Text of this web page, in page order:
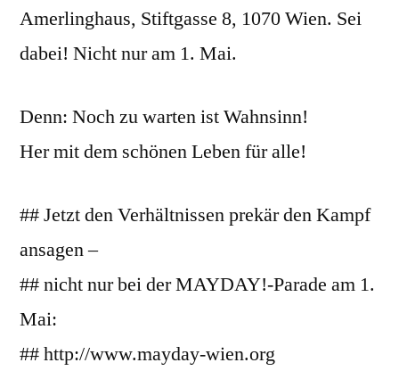
Amerlinghaus, Stiftgasse 8, 1070 Wien. Sei
dabei! Nicht nur am 1. Mai.
Denn: Noch zu warten ist Wahnsinn!
Her mit dem schönen Leben für alle!
## Jetzt den Verhältnissen prekär den Kampf
ansagen –
## nicht nur bei der MAYDAY!-Parade am 1.
Mai:
## http://www.mayday-wien.org